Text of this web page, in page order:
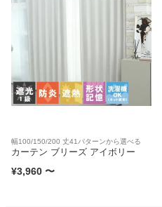
幅100/150/200 丈41パターンから選べる
カーテン ブリーズ アイボリー
¥3,960 〜